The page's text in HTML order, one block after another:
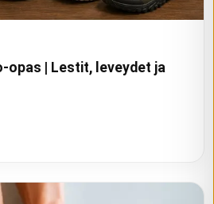
| Lestit, leveydet ja